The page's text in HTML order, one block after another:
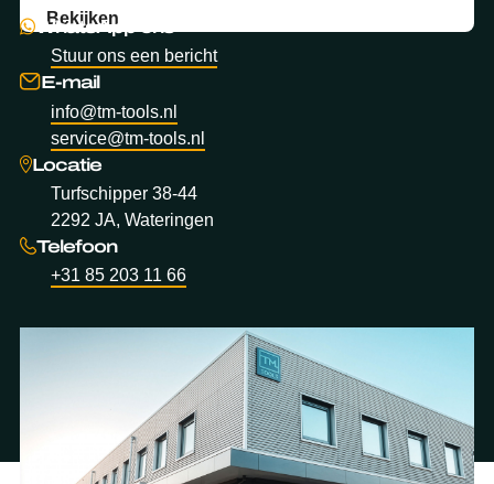
Bekijken
WhatsApp ons
Stuur ons een bericht
E-mail
info@tm-tools.nl
service@tm-tools.nl
Locatie
Turfschipper 38-44
2292 JA, Wateringen
Telefoon
+31 85 203 11 66